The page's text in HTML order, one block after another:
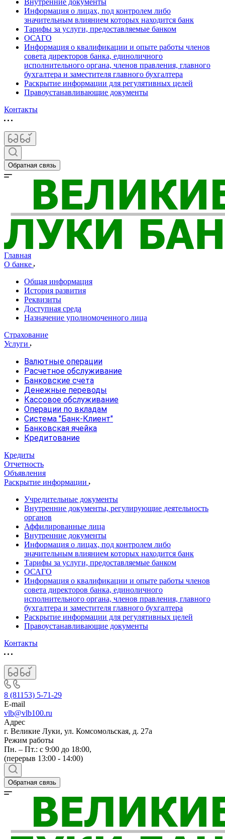
Внутренние документы
Информация о лицах, под контролем либо
значительным влиянием которых находится банк
Тарифы за услуги, предоставляемые банком
ОСАГО
Информация о квалификации и опыте работы членов
совета директоров банка, единоличного
исполнительного органа, членов правления, главного
бухгалтера и заместителя главного бухгалтера
Раскрытие информации для регулятивных целей
Правоустанавливающие документы
Контакты
Обратная связь
Главная
О банке
Общая информация
История развития
Реквизиты
Доступная среда
Назначение уполномоченного лица
Страхование
Услуги
Валютные операции
Расчетное обслуживание
Банковские счета
Денежные переводы
Кассовое обслуживание
Операции по вкладам
Система "Банк-Клиент"
Банковская ячейка
Кредитование
Кредиты
Отчетность
Объявления
Раскрытие информации
Учредительные документы
Внутренние документы, регулирующие деятельность
органов
Аффилированные лица
Внутренние документы
Информация о лицах, под контролем либо
значительным влиянием которых находится банк
Тарифы за услуги, предоставляемые банком
ОСАГО
Информация о квалификации и опыте работы членов
совета директоров банка, единоличного
исполнительного органа, членов правления, главного
бухгалтера и заместителя главного бухгалтера
Раскрытие информации для регулятивных целей
Правоустанавливающие документы
Контакты
8 (81153) 5-71-29
E-mail
vlb@vlb100.ru
Адрес
г. Великие Луки, ул. Комсомольская, д. 27а
Режим работы
Пн. – Пт.: с 9:00 до 18:00,
(перерыв 13:00 - 14:00)
Обратная связь